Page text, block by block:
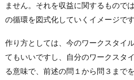
ません。それを収益に関するもので
の循環を図式化していくイメージです
作り方としては、今のワークスタイ
てもいいですし、自分のワークスタ
る意味で、前述の問１から問３まで